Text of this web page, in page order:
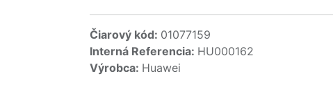
Čiarový kód: 01077159
Interná Referencia: HU000162
Výrobca: Huawei